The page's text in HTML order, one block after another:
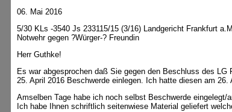
06. Mai 2016
5/30 KLs -3540 Js 233115/15 (3/16) Landgericht Frankfurt
Notwehr gegen ?Würger-? Freundin
Herr Guthke!
Es war abgesprochen daß Sie gegen den Beschluss des
25. April 2016 Beschwerde einlegen. Ich hatte diesen am
Amselben Tage habe ich noch selbst Beschwerde
Ich habe Ihnen schriftlich seitenwiese Material geliefert